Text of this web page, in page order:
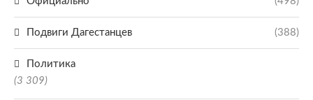
Подвиги Дагестанцев (388)
Политика
(3 309)